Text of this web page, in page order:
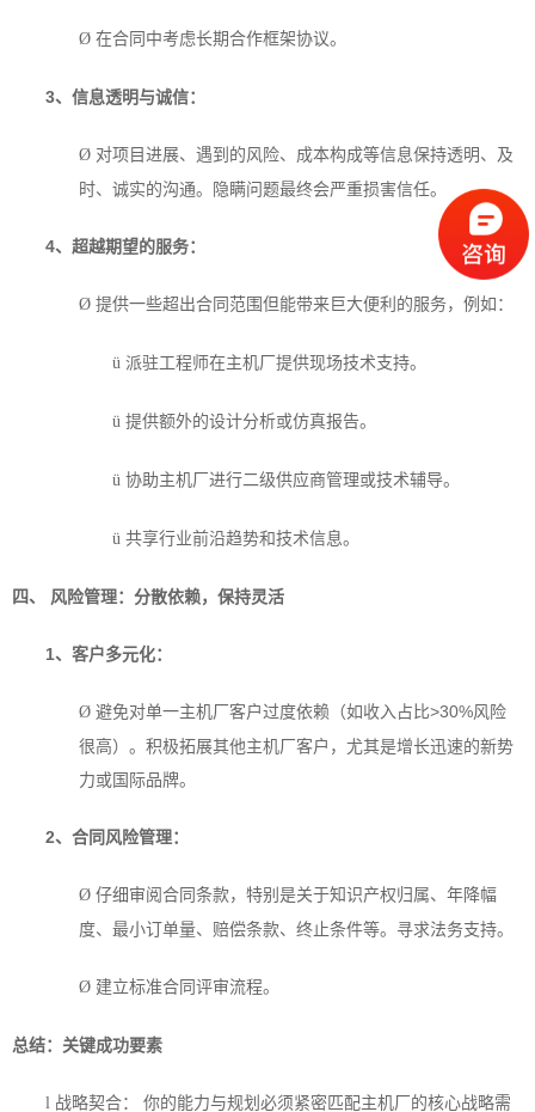
Ø 在合同中考虑长期合作框架协议。
3、信息透明与诚信：
Ø 对项目进展、遇到的风险、成本构成等信息保持透明、及
时、诚实的沟通。隐瞒问题最终会严重损害信任。
4、超越期望的服务：
Ø 提供一些超出合同范围但能带来巨大便利的服务，例如：
ü 派驻工程师在主机厂提供现场技术支持。
ü 提供额外的设计分析或仿真报告。
ü 协助主机厂进行二级供应商管理或技术辅导。
ü 共享行业前沿趋势和技术信息。
四、 风险管理：分散依赖，保持灵活
1、客户多元化：
Ø 避免对单一主机厂客户过度依赖（如收入占比>30%风险
很高）。积极拓展其他主机厂客户，尤其是增长迅速的新势
力或国际品牌。
2、合同风险管理：
Ø 仔细审阅合同条款，特别是关于知识产权归属、年降幅
度、最小订单量、赔偿条款、终止条件等。寻求法务支持。
Ø 建立标准合同评审流程。
总结：关键成功要素
l 战略契合： 你的能力与规划必须紧密匹配主机厂的核心战略需